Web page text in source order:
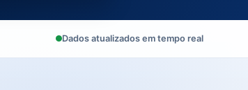
Dados atualizados em tempo real